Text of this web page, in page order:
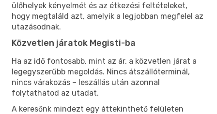
ülőhelyek kényelmét és az étkezési feltételeket,
hogy megtaláld azt, amelyik a legjobban megfelel az
utazásodnak.
Közvetlen járatok Megisti-ba
Ha az idő fontosabb, mint az ár, a közvetlen járat a
legegyszerűbb megoldás. Nincs átszállóterminál,
nincs várakozás – leszállás után azonnal
folytathatod az utadat.
A keresőnk mindezt egy áttekinthető felületen